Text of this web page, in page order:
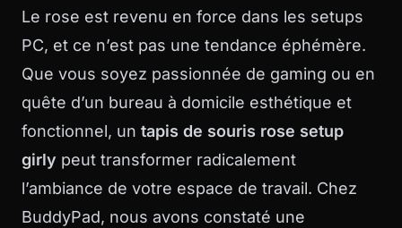
Le rose est revenu en force dans les setups
PC, et ce n’est pas une tendance éphémère.
Que vous soyez passionnée de gaming ou en
quête d’un bureau à domicile esthétique et
fonctionnel, un tapis de souris rose setup
girly peut transformer radicalement
l’ambiance de votre espace de travail. Chez
BuddyPad, nous avons constaté une